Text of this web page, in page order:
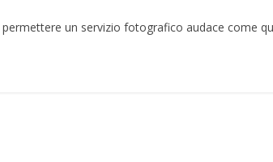
un servizio fotografico audace come